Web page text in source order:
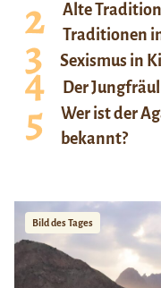
Alte
Traditionen
Sexismus in
Der
Wer ist der
bekannt?
Bild des Tages